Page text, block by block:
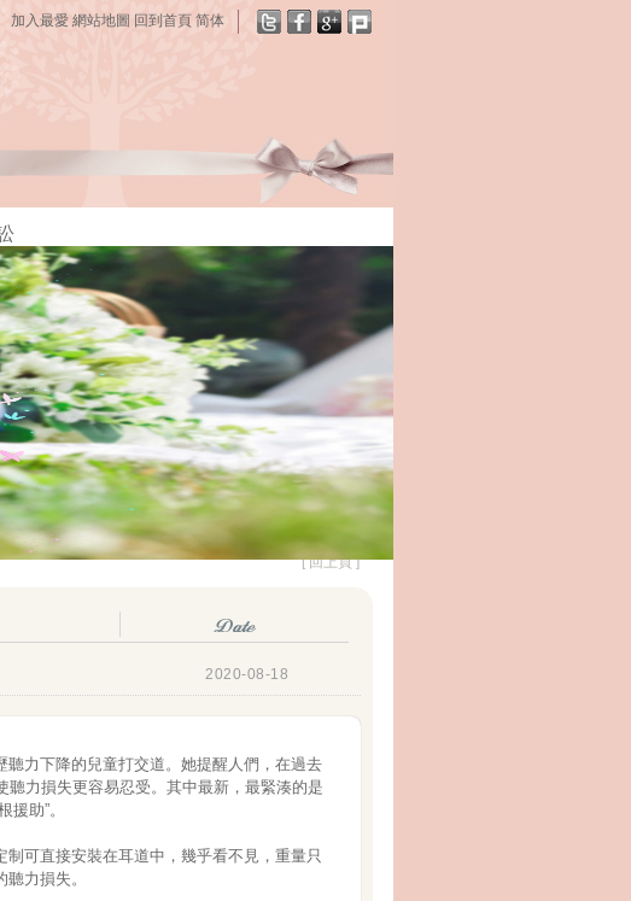
加入最愛 網站地圖 回到首頁 简体
[ 回上頁 ]
2020-08-18
力下降的兒童打交道。她提醒人們，在過去
力損失更容易忍受。其中最新，最緊湊的是
助”。
可直接安裝在耳道中，幾乎看不見，重量只
力損失。